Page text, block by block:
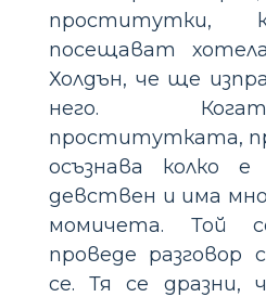
проститутки,
посещават
Холдън, че ще
него.
проститутката,
осъзнава колко
девствен и има
момичета. Той
проведе разговор
се. Тя се дразни,